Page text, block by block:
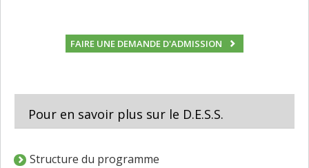
FAIRE UNE DEMANDE D'ADMISSION
Pour en savoir plus sur le D.E.S.S.
Structure du programme